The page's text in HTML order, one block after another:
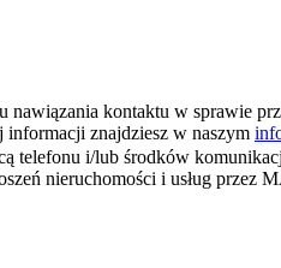
nawiązania kontaktu w sprawie
znajdziesz w naszym
i/lub środków
nieruchomości i usług przez